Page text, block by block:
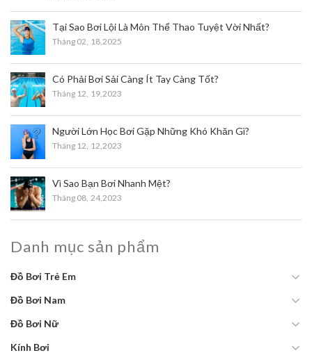
Tại Sao Bơi Lội Là Môn Thể Thao Tuyệt Vời Nhất?
Tháng 02, 18,2025
Có Phải Bơi Sải Càng Ít Tay Càng Tốt?
Tháng 12, 19,2023
Người Lớn Học Bơi Gặp Những Khó Khăn Gì?
Tháng 12, 12,2023
Vì Sao Bạn Bơi Nhanh Mệt?
Tháng 08, 24,2023
Danh mục sản phẩm
Đồ Bơi Trẻ Em
Đồ Bơi Nam
Đồ Bơi Nữ
Kính Bơi